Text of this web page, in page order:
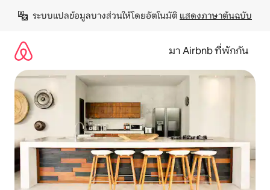
เนื้อหา
ระบบแปลข้อมูลบางส่วนให้โดยอัตโนมัติ แสดงภาษาต้นฉบับ
มา Airbnb ที่พักกัน